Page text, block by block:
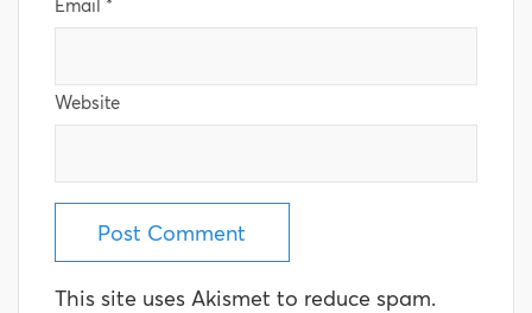
Email *
Website
This site uses Akismet to reduce spam.